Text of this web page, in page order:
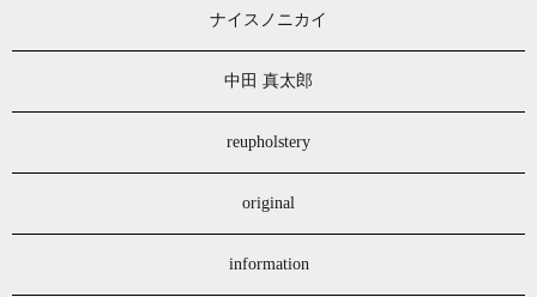
ナイスノニカイ
中田 真太郎
reupholstery
original
information